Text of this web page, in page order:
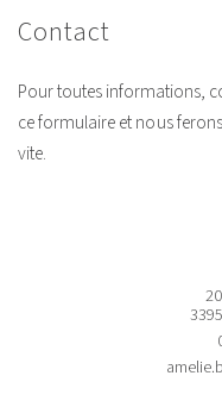
contact
Pour toutes informations,
ce formulaire et nous
vite.